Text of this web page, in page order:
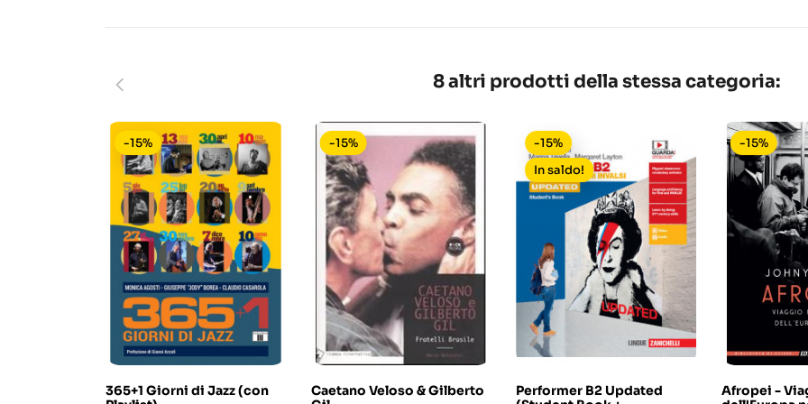
8 altri prodotti della stessa categoria:
365+1 Giorni di Jazz (con
-15%
Caetano Veloso & Gilberto
-15%
Performer B2 Updated
-15%
In saldo!
Afropei -
-15%